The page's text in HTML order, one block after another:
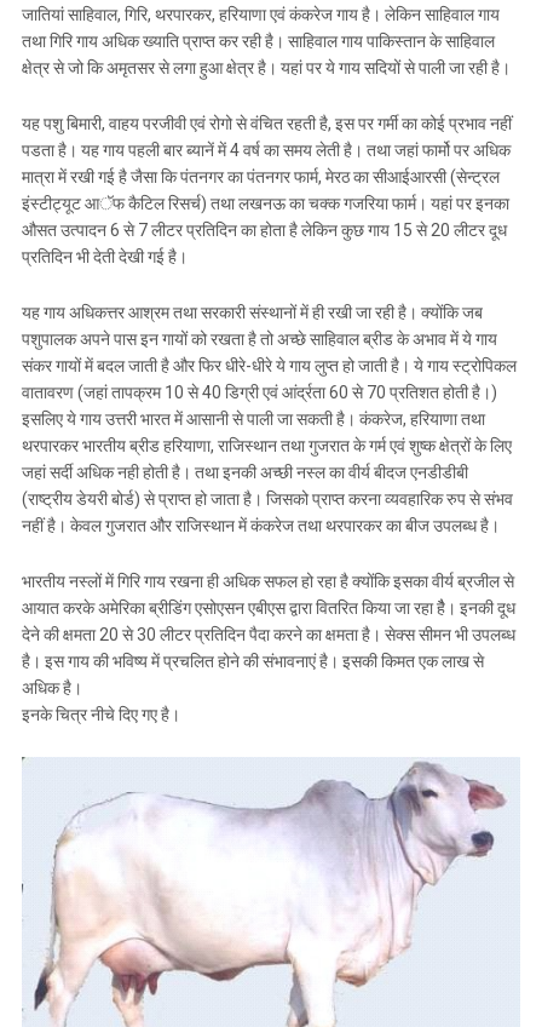
जातियां साहिवाल, गिरि, थरपारकर, हरियाणा एवं कंकरेज गाय है। लेकिन साहिवाल गाय
तथा गिरि गाय अधिक ख्याति प्राप्त कर रही है। साहिवाल गाय पाकिस्तान के साहिवाल
क्षेत्र से जो कि अमृतसर से लगा हुआ क्षेत्र है। यहां पर ये गाय सदियों से पाली जा रही है।
यह पशु बिमारी, वाहय परजीवी एवं रोगो से वंचित रहती है, इस पर गर्मी का कोई प्रभाव नहीं
पडता है। यह गाय पहली बार ब्यानें में 4 वर्ष का समय लेती है। तथा जहां फार्मो पर अधिक
मात्रा में रखी गई है जैसा कि पंतनगर का पंतनगर फार्म, मेरठ का सीआईआरसी (सेन्ट्रल
इंस्टीट्यूट आॅफ कैटिल रिसर्च) तथा लखनऊ का चक्क गजरिया फार्म। यहां पर इनका
औसत उत्पादन 6 से 7 लीटर प्रतिदिन का होता है लेकिन कुछ गाय 15 से 20 लीटर दूध
प्रतिदिन भी देती देखी गई है।
यह गाय अधिकत्तर आश्रम तथा सरकारी संस्थानों में ही रखी जा रही है। क्योंकि जब
पशुपालक अपने पास इन गायों को रखता है तो अच्छे साहिवाल ब्रीड के अभाव में ये गाय
संकर गायों में बदल जाती है और फिर धीरे-धीरे ये गाय लुप्त हो जाती है। ये गाय स्ट्रोपिकल
वातावरण (जहां तापक्रम 10 से 40 डिग्री एवं आंर्द्रता 60 से 70 प्रतिशत होती है।)
इसलिए ये गाय उत्तरी भारत में आसानी से पाली जा सकती है। कंकरेज, हरियाणा तथा
थरपारकर भारतीय ब्रीड हरियाणा, राजिस्थान तथा गुजरात के गर्म एवं शुष्क क्षेत्रों के लिए
जहां सर्दी अधिक नही होती है। तथा इनकी अच्छी नस्ल का वीर्य बीदज एनडीडीबी
(राष्ट्रीय डेयरी बोर्ड) से प्राप्त हो जाता है। जिसको प्राप्त करना व्यवहारिक रुप से संभव
नहीं है। केवल गुजरात और राजिस्थान में कंकरेज तथा थरपारकर का बीज उपलब्ध है।
भारतीय नस्लों में गिरि गाय रखना ही अधिक सफल हो रहा है क्योंकि इसका वीर्य ब्रजील से
आयात करके अमेरिका ब्रीडिंग एसोएसन एबीएस द्वारा वितरित किया जा रहा हैै। इनकी दूध
देने की क्षमता 20 से 30 लीटर प्रतिदिन पैदा करने का क्षमता है। सेक्स सीमन भी उपलब्ध
है। इस गाय की भविष्य में प्रचलित होने की संभावनाएं है। इसकी किमत एक लाख से
अधिक है।
इनके चित्र नीचे दिए गए है।